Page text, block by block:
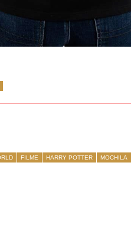
FILME HARRY POTTER MOCHILA